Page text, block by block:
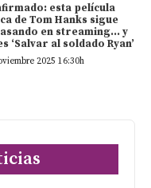
esta película
de Tom Hanks sigue
en streaming… y
‘Salvar al soldado Ryan’
2025 16:30h